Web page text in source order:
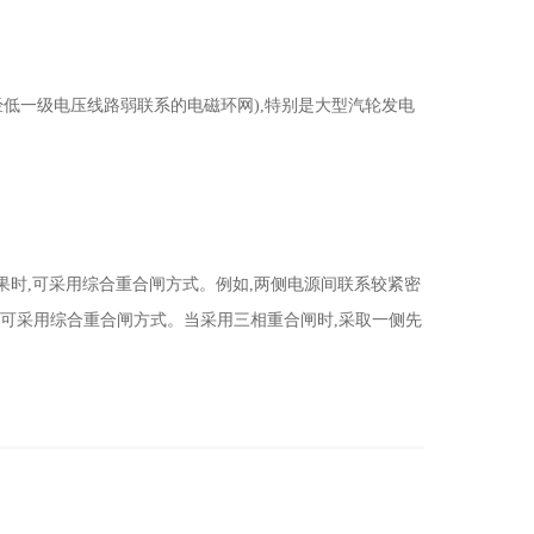
级电压线路弱联系的电磁环网),特别是大型汽轮发电
,可采用综合重合闸方式。例如,两侧电源间联系较紧密
采用综合重合闸方式。当采用三相重合闸时,采取一侧先